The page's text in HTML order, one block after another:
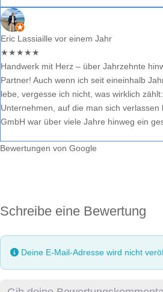
Eric Lassiaille vor einem Jahr
★★★★★
Handwerk mit Herz – über Jahrzehnte
Partner! Auch wenn ich seit eineinhalb
lebe, vergesse ich nicht, was wirklich
Unternehmen, auf die man sich verlassen
GmbH war über viele Jahre hinweg ein
Bewertungen von Google
Schreibe eine Bewertung
Deine E-Mail-Adresse wird nicht
Rezensionstext